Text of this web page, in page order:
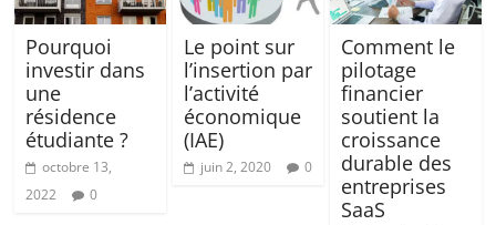
Pourquoi
investir dans
une
résidence
étudiante ?
octobre 13,
2022
0
Le point sur
l’insertion par
l’activité
économique
(IAE)
juin 2, 2020 0
Comment le
pilotage
financier
soutient la
croissance
durable des
entreprises
SaaS